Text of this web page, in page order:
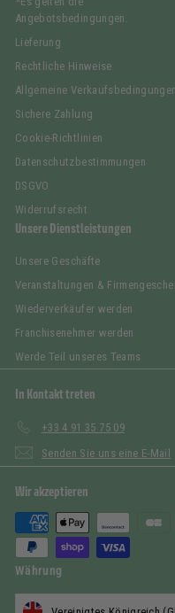
Angebotsbedingungen.
Lieferung
Rechtliche Hinweise
Allgemeine Verkaufsbedingungen
Sichere Zahlung
Cookie-Richtlinien
Datenschutzbestimmungen
DSGVO
Widerrufsrecht
Unsere Dienstleistungen
Unsere Geschäfte
Veranstaltungen &
Wiederverkäufer werden
Franchisenehmer werden
Werde Teil unseres Teams
In Kontakt treten
+33 4 91 35 75 09
Senden Sie uns eine E-Mail
Wir akzeptieren
Währung